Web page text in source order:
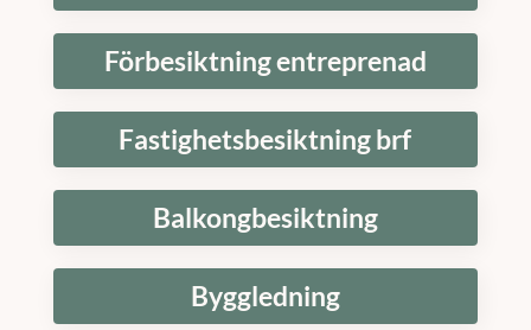
Förbesiktning entreprenad
Fastighetsbesiktning brf
Balkongbesiktning
Byggledning